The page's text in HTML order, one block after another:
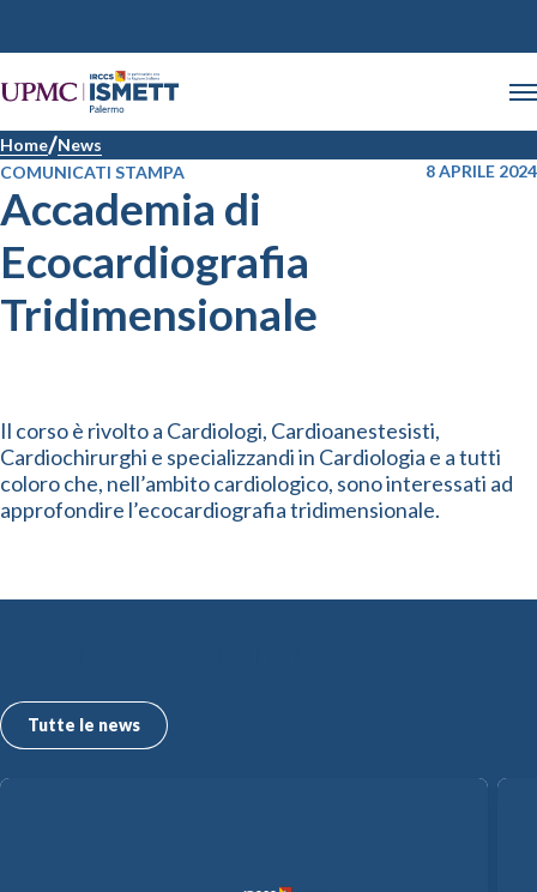
Home News
COMUNICATI STAMPA
8 APRILE 2024
Accademia di
Ecocardiografia
Tridimensionale
Il corso è rivolto a Cardiologi, Cardioanestesisti,
Cardiochirurghi e specializzandi in Cardiologia e a tutti
coloro che, nell’ambito cardiologico, sono interessati ad
approfondire l’ecocardiografia tridimensionale.
Tutte le news